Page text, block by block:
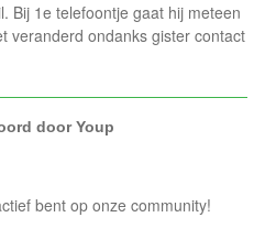
Bij 1e telefoontje gaat hij meteen
veranderd ondanks gister contact
doorYoup
bent op onze community!